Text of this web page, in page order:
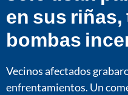
en sus
bombas
Vecinos afectados
enfrentamientos. Un